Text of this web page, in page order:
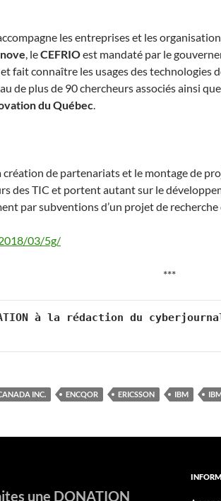
les entreprises et les
, leCEFRIOest mandaté par le
fait connaître les usages des
de plus de 90 chercheurs associés ainsi
du Québec.
de partenariats et le montage de
des TIC et portent autant sur le
par subventions d’un projet de
03/5g/
***
à la rédaction du
INC. ENCQOR ERICSSON IBM
une DONATION